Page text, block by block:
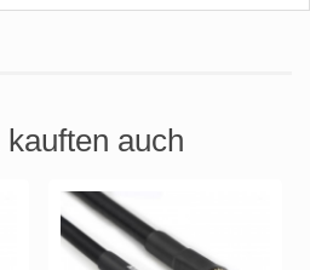
kauften auch